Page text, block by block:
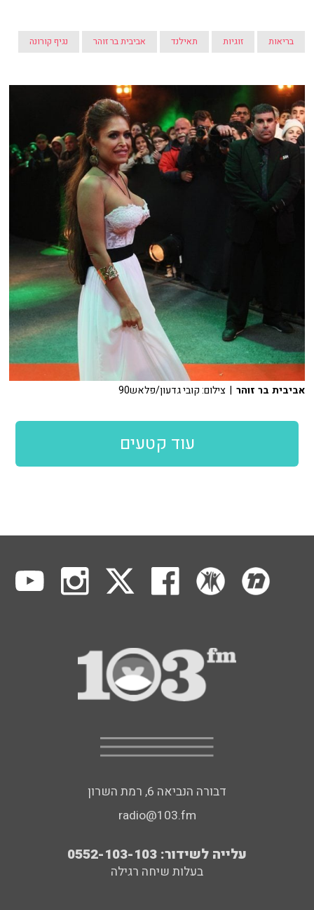
בריאות זוגיות תאילנד אביבית בר זוהר נגיף קורונה
אביבית בר זוהר | צילום: קובי גדעון/פלאש90
עוד קטעים
דבורה הנביאה 6, רמת השרון
radio@103.fm
עלייה לשידור: 0552-103-103
בעלות שיחה רגילה